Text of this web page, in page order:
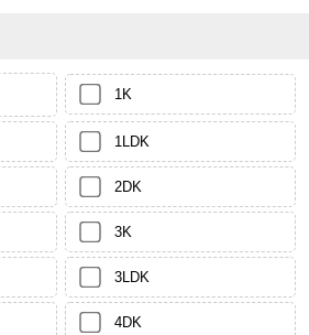
1K
1LDK
2DK
3K
3LDK
4DK